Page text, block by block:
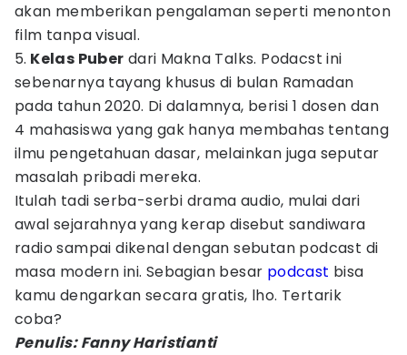
akan memberikan pengalaman seperti menonton
film tanpa visual.
5. Kelas Puber dari Makna Talks. Podacst ini
sebenarnya tayang khusus di bulan Ramadan
pada tahun 2020. Di dalamnya, berisi 1 dosen dan
4 mahasiswa yang gak hanya membahas tentang
ilmu pengetahuan dasar, melainkan juga seputar
masalah pribadi mereka.
Itulah tadi serba-serbi drama audio, mulai dari
awal sejarahnya yang kerap disebut sandiwara
radio sampai dikenal dengan sebutan podcast di
masa modern ini. Sebagian besar podcast bisa
kamu dengarkan secara gratis, lho. Tertarik
coba?
Penulis: Fanny Haristianti